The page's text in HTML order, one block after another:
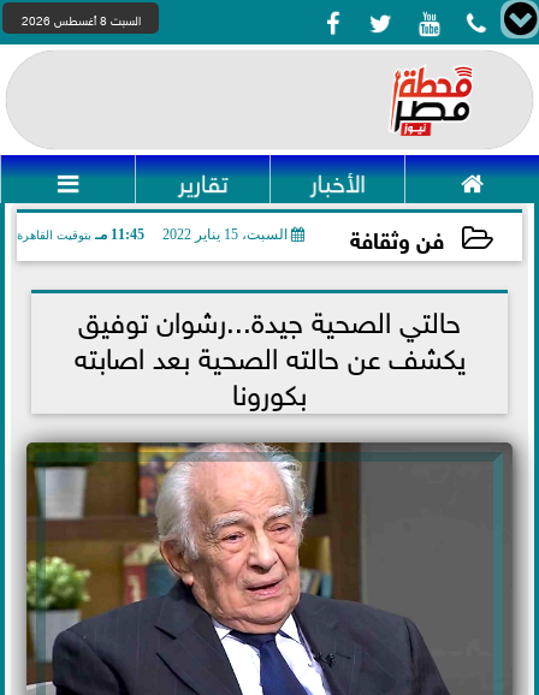
    السبت 8 أغسطس 2026
 الأخبار تقارير 
فن وثقافة السبت، 15 يناير 2022 11:45 مـ بتوقيت القاهرة
2022-01-15 23:45:46حالتي الصحية جيدة...رشوان توفيق
يكشف عن حالته الصحية بعد اصابته
بكورونا